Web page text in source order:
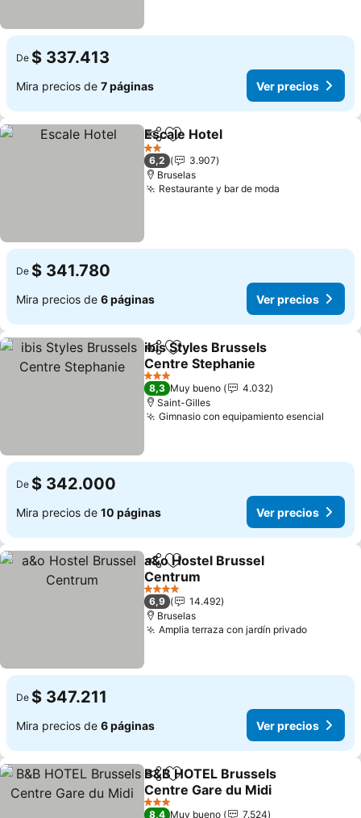
De $ 337.413
Mira precios de 7 páginas Ver precios
CompartirAgregar a favoritos
Escale Hotel
2 Estrellas
6,2
3.907
Bruselas
Restaurante y bar de moda
De $ 341.780
Mira precios de 6 páginas Ver precios
CompartirAgregar a favoritos
ibis Styles Brussels
Centre Stephanie
3 Estrellas
8,3 Muy bueno
4.032
Saint-Gilles
Gimnasio con equipamiento esencial
De $ 342.000
Mira precios de 10 páginas Ver precios
CompartirAgregar a favoritos
a&o Hostel Brussel
Centrum
4 Estrellas
6,9
14.492
Bruselas
Amplia terraza con jardín privado
De $ 347.211
Mira precios de 6 páginas Ver precios
CompartirAgregar a favoritos
B&B HOTEL Brussels
Centre Gare du Midi
3 Estrellas
8,4 Muy bueno 7.524